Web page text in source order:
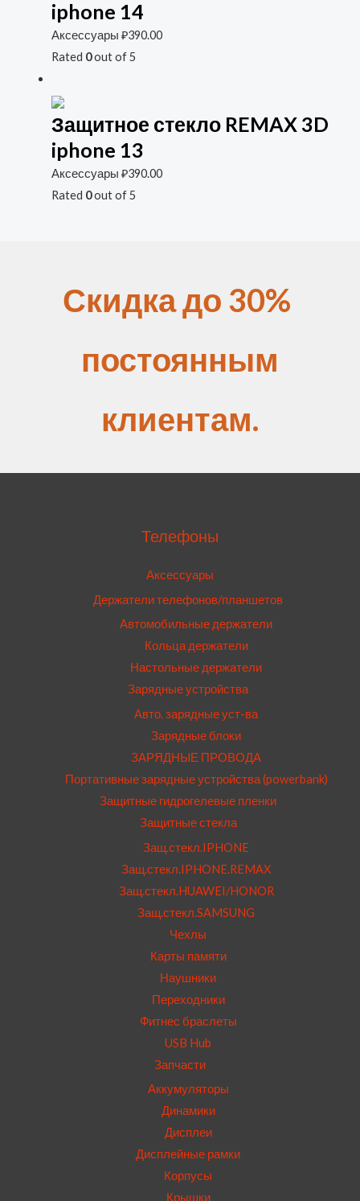
iphone 14
Аксессуары ₽390.00
Rated 0out of 5
Защитное стекло REMAX 3D
iphone 13
Аксессуары ₽390.00
Rated 0out of 5
Скидка до 30%
постоянным
клиентам.
Телефоны
Аксессуары
Держатели телефонов/планшетов
Автомобильные держатели
Кольца держатели
Настольные держатели
Зарядные устройства
Авто. зарядные уст-ва
Зарядные блоки
ЗАРЯДНЫЕ ПРОВОДА
Портативные зарядные устройства (powerbank)
Защитные гидрогелевые пленки
Защитные стекла
Защ.стекл.IPHONE
Защ.стекл.IPHONE.REMAX
Защ.стекл.HUAWEI/HONOR
Защ.стекл.SAMSUNG
Чехлы
Карты памяти
Наушники
Переходники
Фитнес браслеты
USB Hub
Запчасти
Аккумуляторы
Динамики
Дисплеи
Дисплейные рамки
Корпусы
Крышки